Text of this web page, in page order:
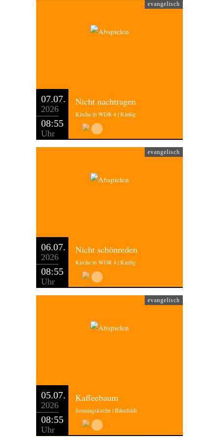
evangelisch
07.07.
2026
08:55
Uhr
Nicht nachtragen
Kirche in WDR 4 | Kießig
evangelisch
06.07.
2026
08:55
Uhr
Nicht schönreden
Kirche in WDR 4 | Kießig
evangelisch
05.07.
2026
08:55
Uhr
Kaffeebaum
Sonntagskirche | Ihlenfeldt